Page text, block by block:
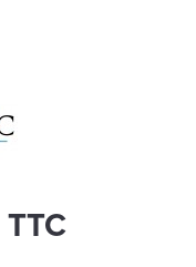
TTC